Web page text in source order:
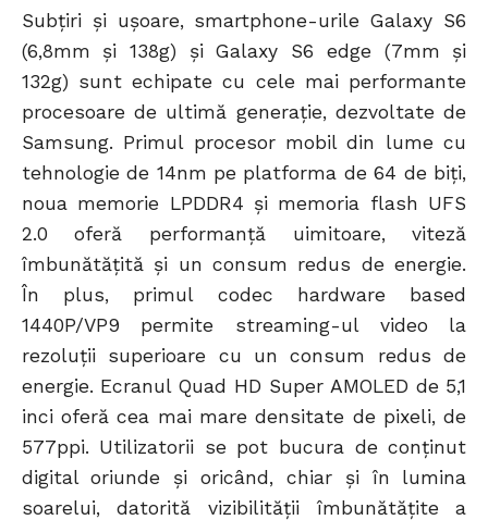
Subțiri și ușoare, smartphone-urile Galaxy S6
(6,8mm și 138g) și Galaxy S6 edge (7mm și
132g) sunt echipate cu cele mai performante
procesoare de ultimă generație, dezvoltate de
Samsung. Primul procesor mobil din lume cu
tehnologie de 14nm pe platforma de 64 de biți,
noua memorie LPDDR4 și memoria flash UFS
2.0 oferă performanță uimitoare, viteză
îmbunătățită și un consum redus de energie.
În plus, primul codec hardware based
1440P/VP9 permite streaming-ul video la
rezoluții superioare cu un consum redus de
energie. Ecranul Quad HD Super AMOLED de 5,1
inci oferă cea mai mare densitate de pixeli, de
577ppi. Utilizatorii se pot bucura de conținut
digital oriunde și oricând, chiar și în lumina
soarelui, datorită vizibilității îmbunătățite a